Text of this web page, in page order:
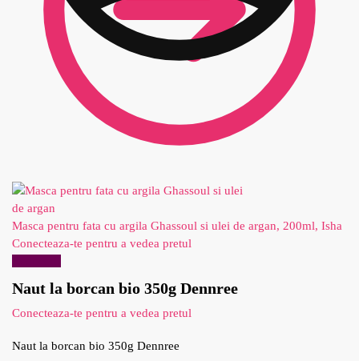
Masca pentru fata cu argila Ghassoul si ulei de argan, 200ml, Isha
Conecteaza-te pentru a vedea pretul
Naut la borcan bio 350g Dennree
Conecteaza-te pentru a vedea pretul
Naut la borcan bio 350g Dennree